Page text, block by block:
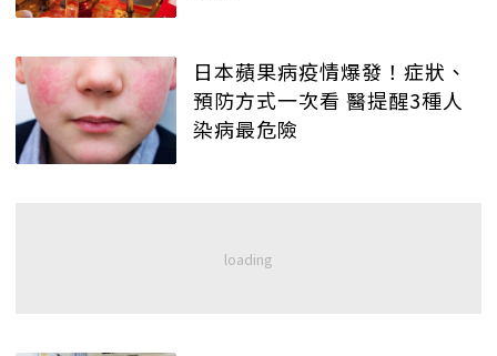
日本蘋果病疫情爆發！症狀、
預防方式一次看 醫提醒3種人
染病最危險